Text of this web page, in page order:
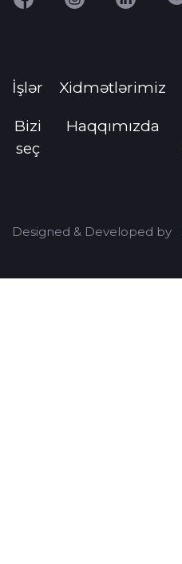
İşlər Xidmətlərimiz
Bizi
seç
Haqqımızda
Designed & Developed by